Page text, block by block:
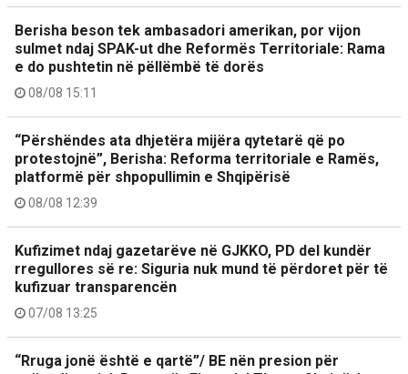
Berisha beson tek ambasadori amerikan, por vijon
sulmet ndaj SPAK-ut dhe Reformës Territoriale: Rama
e do pushtetin në pëllëmbë të dorës
08/08 15:11
“Përshëndes ata dhjetëra mijëra qytetarë që po
protestojnë”, Berisha: Reforma territoriale e Ramës,
platformë për shpopullimin e Shqipërisë
08/08 12:39
Kufizimet ndaj gazetarëve në GJKKO, PD del kundër
rregullores së re: Siguria nuk mund të përdoret për të
kufizuar transparencën
07/08 13:25
“Rruga jonë është e qartë”/ BE nën presion për